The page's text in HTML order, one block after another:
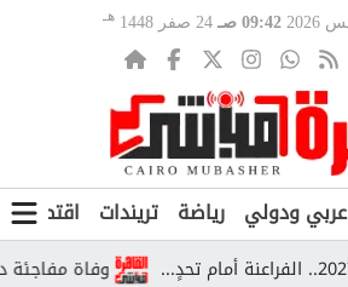
09:42 صـ 24 صفر 1448 هـ
عربي ودولي رياضة تريندات اقتصاد
وفاة مفاجئة داخل قطار بأسيوط.. 5 أطفال